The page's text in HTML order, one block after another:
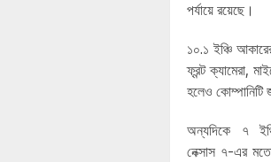
পর্যায়ে রয়েছে।
১০.১ ইঞ্চি
ফ্রন্ট ক্যামেরা,
হলেও কোম্পানিটি
অন্যদিকে ৭
নেক্সাস ৭-এর